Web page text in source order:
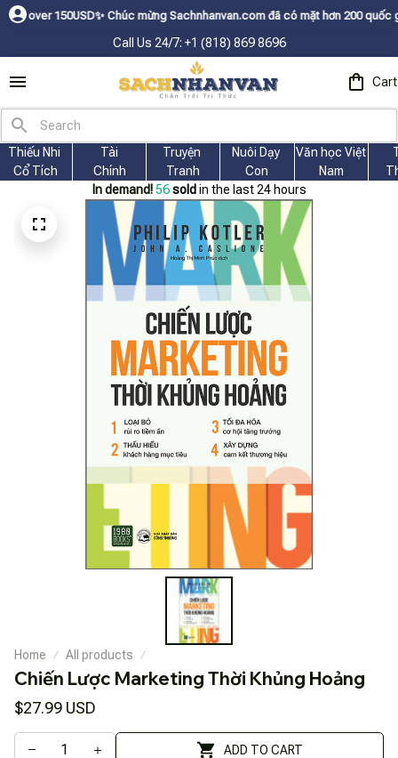
ㅤ✨Chúc mừng Sachnhanvan.com đã có mặt hơn 200 quốc gia như Mỹ,
Call Us 24/7: +1 (818) 869 8696
Cart
Thiếu Nhi
Cổ Tích
Tài
Chính
Truyện
Tranh
Nuôi Dạy
Con
Văn học Việt
Nam
In demand! 56 sold in the last 24 hours
Home All products
Chiến Lược Marketing Thời Khủng Hoảng
$27.99 USD
ADD TO CART